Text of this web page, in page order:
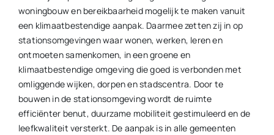
woningbouw en bereikbaarheid mogelijk te maken vanuit
een klimaatbestendige aanpak. Daarmee zetten zij in op
stationsomgevingen waar wonen, werken, leren en
ontmoeten samenkomen, in een groene en
klimaatbestendige omgeving die goed is verbonden met
omliggende wijken, dorpen en stadscentra. Door te
bouwen in de stationsomgeving wordt de ruimte
efficiënter benut, duurzame mobiliteit gestimuleerd en de
leefkwaliteit versterkt. De aanpak is in alle gemeenten